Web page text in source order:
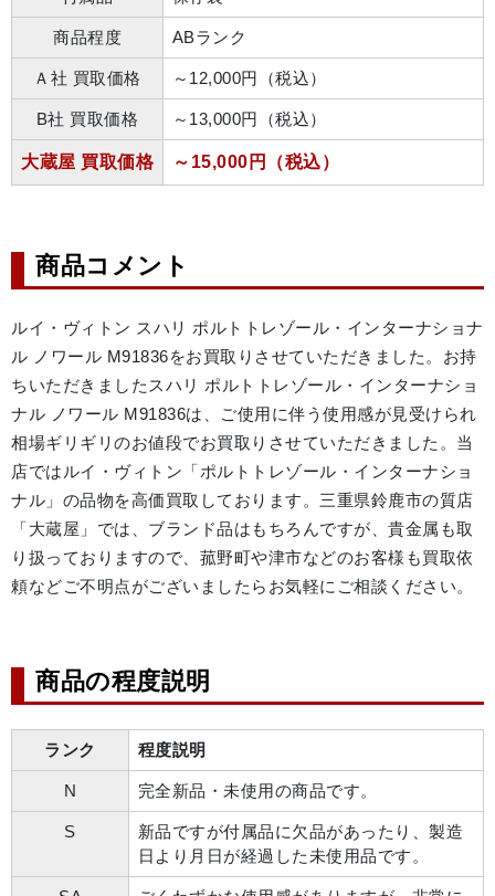
商品程度 ABランク
Ａ社 買取価格 ～12,000円（税込）
B社 買取価格 ～13,000円（税込）
大蔵屋 買取価格 ～15,000円（税込）
商品コメント
ルイ・ヴィトン スハリ ポルトトレゾール・インターナショナ
ル ノワール M91836をお買取りさせていただきました。お持
ちいただきましたスハリ ポルトトレゾール・インターナショ
ナル ノワール M91836は、ご使用に伴う使用感が見受けられ
相場ギリギリのお値段でお買取りさせていただきました。当
店ではルイ・ヴィトン「ポルトトレゾール・インターナショ
ナル」の品物を高価買取しております。三重県鈴鹿市の質店
「大蔵屋」では、ブランド品はもちろんですが、貴金属も取
り扱っておりますので、菰野町や津市などのお客様も買取依
頼などご不明点がございましたらお気軽にご相談ください。
商品の程度説明
ランク 程度説明
N 完全新品・未使用の商品です。
S
新品ですが付属品に欠品があったり、製造
日より月日が経過した未使用品です。